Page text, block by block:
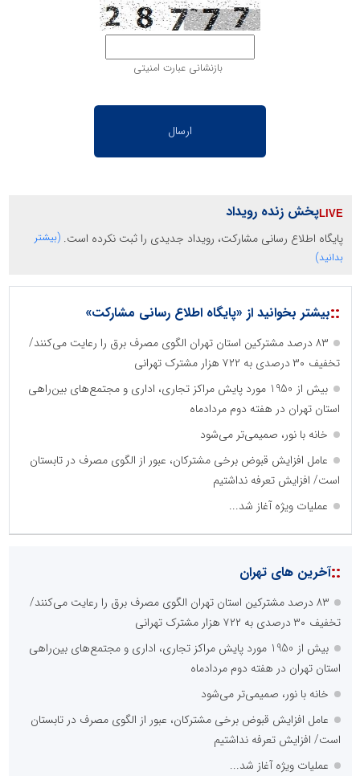
بازنشانی عبارت امنیتی
پخش زنده رویداد
پایگاه اطلاع رسانی مشارکت، رویداد جدیدی را ثبت نکرده است. (بیشتر
بدانید)
::بیشتر بخوانید از «پایگاه اطلاع رسانی مشارکت»
۸۳ درصد مشترکین استان تهران الگوی مصرف برق را رعایت می‌کنند/
تخفیف ۳۰ درصدی به ۷۲۲ هزار مشترک تهرانی
بیش از 1950 مورد پایش مراکز تجاری، اداری و مجتمع‌های بین‌راهی
استان تهران در هفته دوم مردادماه
خانه با نور، صمیمی‌تر می‌شود
عامل افزایش قبوض برخی مشترکان، عبور از الگوی مصرف در تابستان
است/ افزایش تعرفه نداشتیم
عملیات ویژه آغاز شد...
::آخرین های تهران
۸۳ درصد مشترکین استان تهران الگوی مصرف برق را رعایت می‌کنند/
تخفیف ۳۰ درصدی به ۷۲۲ هزار مشترک تهرانی
بیش از 1950 مورد پایش مراکز تجاری، اداری و مجتمع‌های بین‌راهی
استان تهران در هفته دوم مردادماه
خانه با نور، صمیمی‌تر می‌شود
عامل افزایش قبوض برخی مشترکان، عبور از الگوی مصرف در تابستان
است/ افزایش تعرفه نداشتیم
عملیات ویژه آغاز شد...